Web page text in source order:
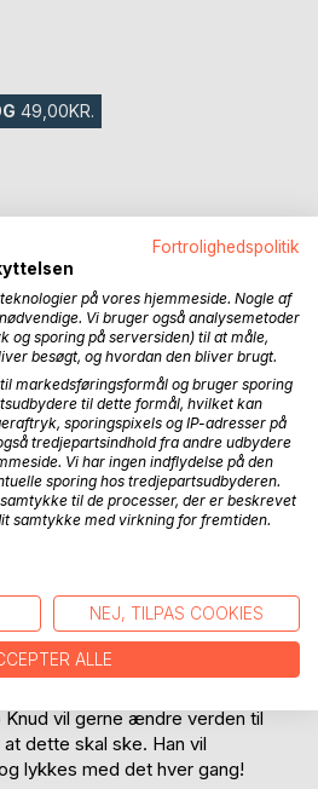
49,00KR.
om drengen Hugo Knud, som
vil gerne ændre verden til
dette skal ske. Han vil
lykkes med det hver gang!
Fortrolighedspolitik
på vores hjemmeside. Nogle af
Vi bruger også analysemetoder
og sporing på serversiden) til at måle,
besøgt, og hvordan den bliver brugt.
markedsføringsformål og bruger sporing
til dette formål, hvilket kan
sporingspixels og IP-adresser på
tredjepartsindhold fra andre udbydere
Vi har ingen indflydelse på den
sporing hos tredjepartsudbyderen.
til de processer, der er beskrevet
samtykke med virkning for fremtiden.
NEJ, TILPAS COOKIES
ALLE